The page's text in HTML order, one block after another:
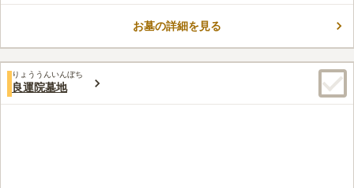
花々を眺めながら、参拝することができます。 お墓は和型のみ
安がある方にも安心です。 また、園内に法要施設もあります。
お参りと一緒に法要などを済ませたい方におすすめです。
口コミ評価
みんなの評価
50代女性
花屋は北側に1件ある。食事処は、大通りに出れば数件あり、タ
お墓の詳細を見る
りょううんいんぼち
良運院墓地